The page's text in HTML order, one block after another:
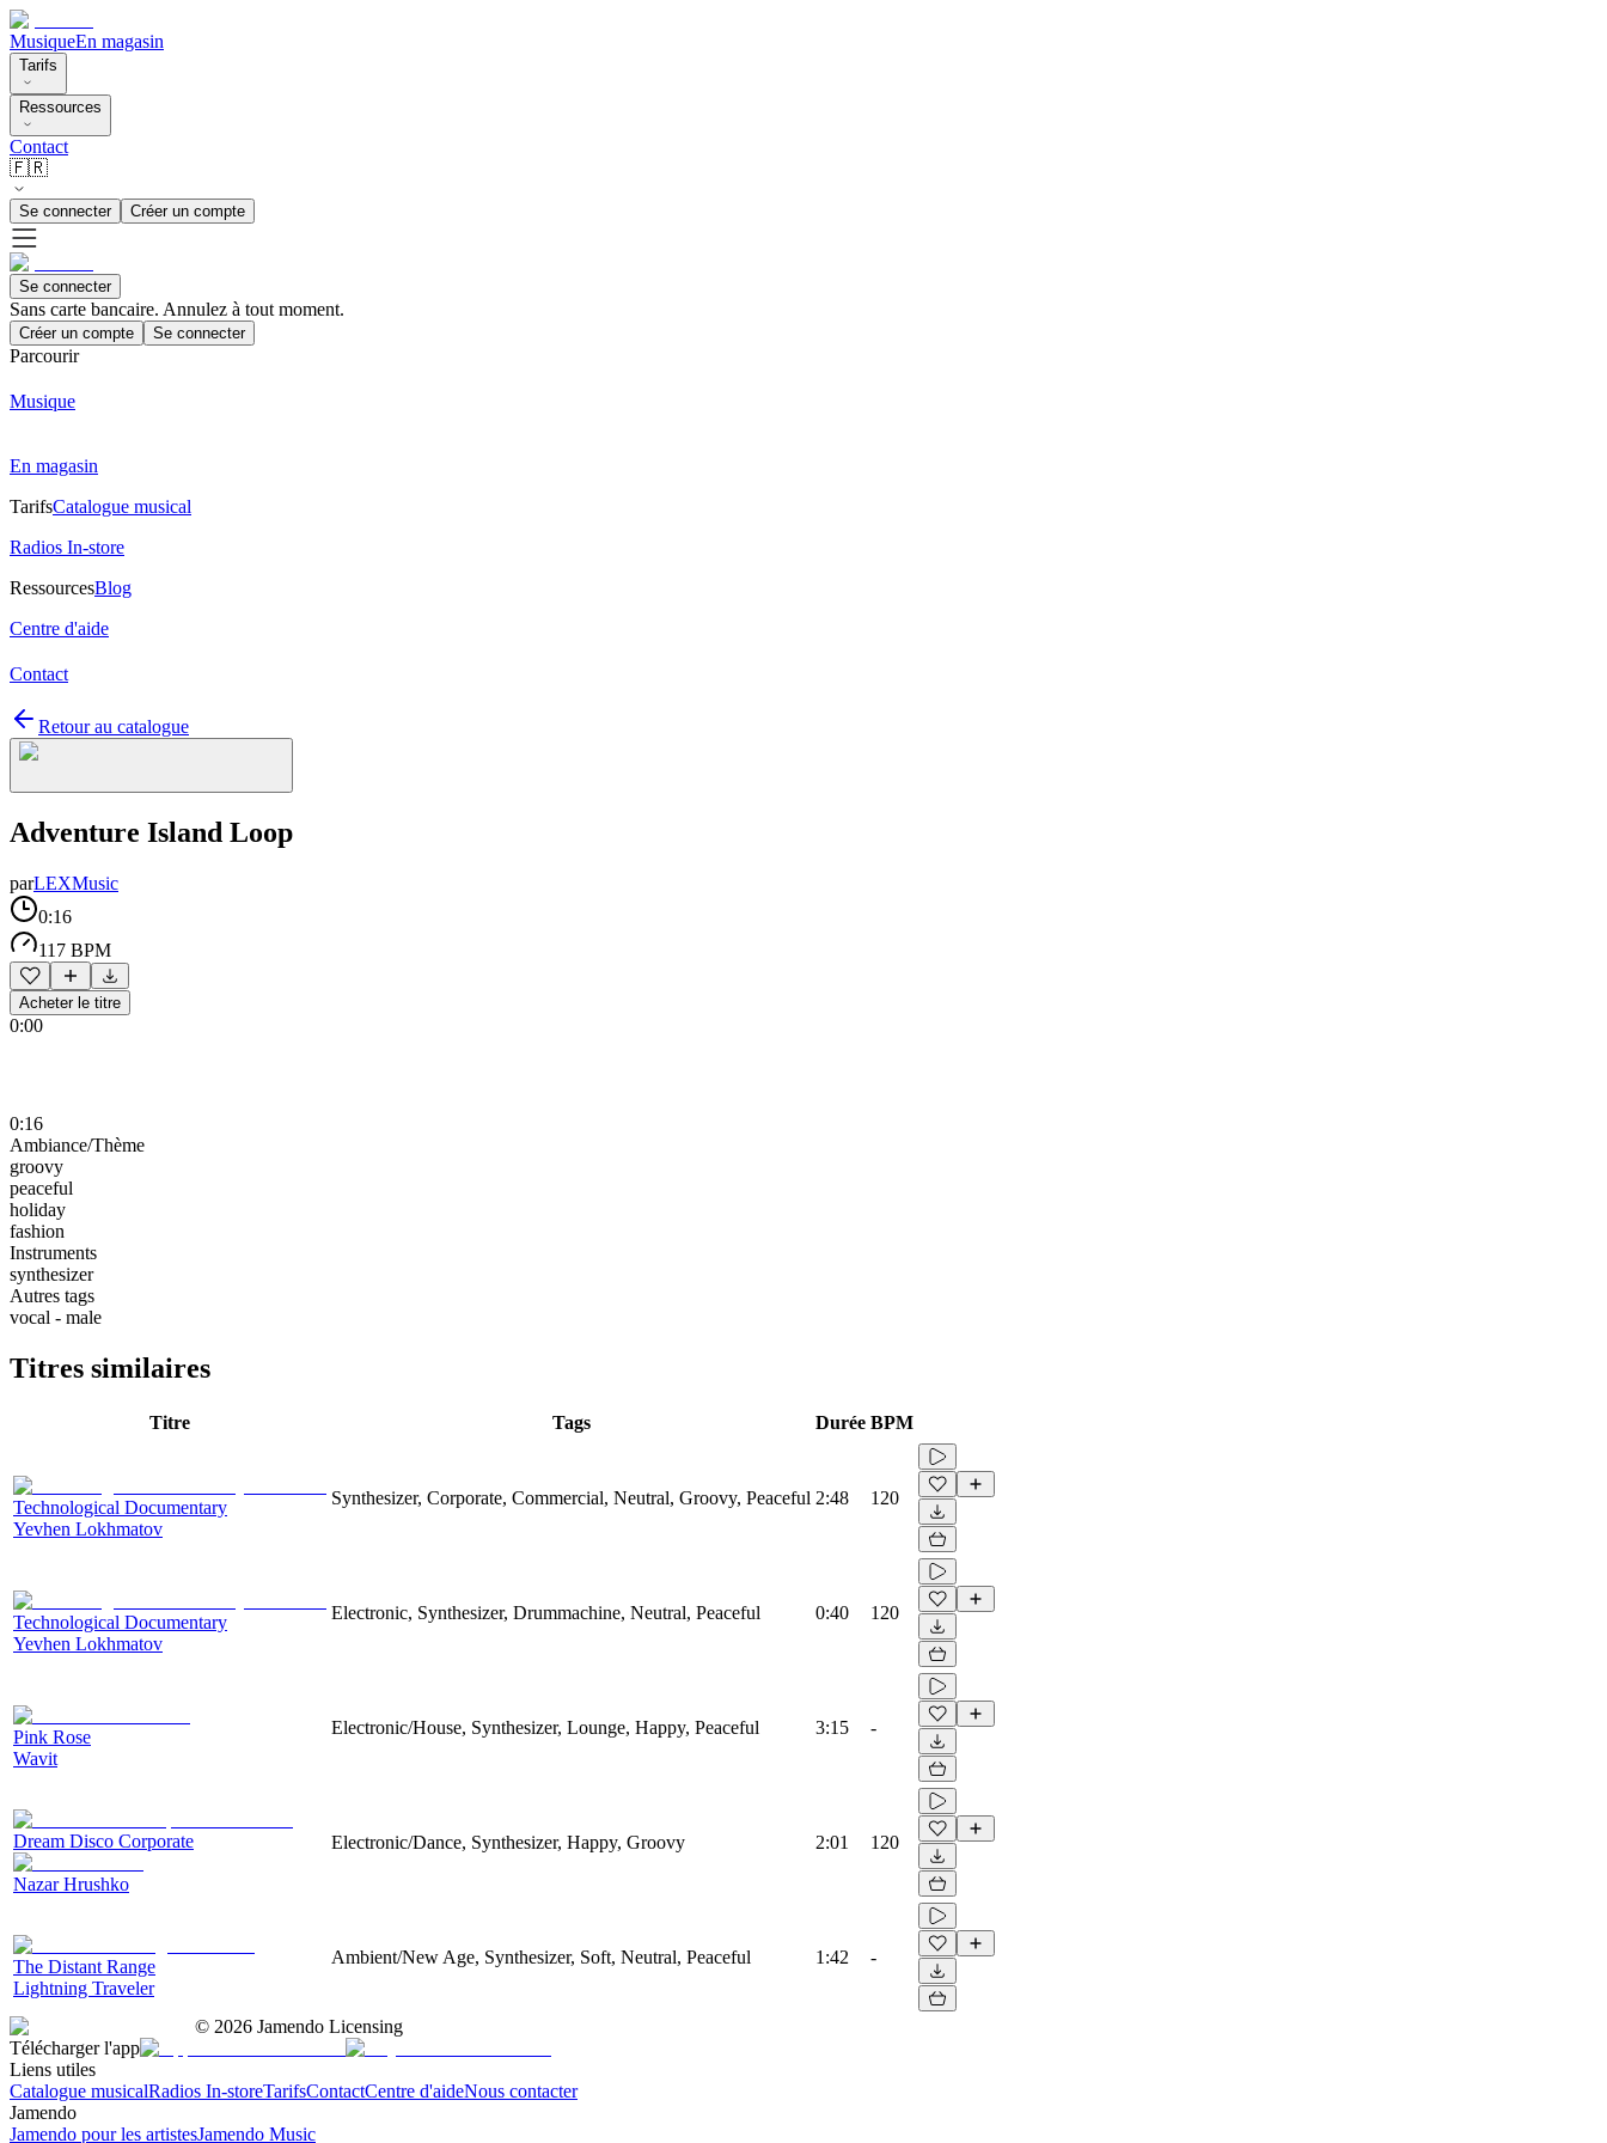
MusiqueEn magasin
Tarifs
Ressources
Contact
🇫🇷
Se connecter Créer un compte
Se connecter
Sans carte bancaire. Annulez à tout moment.
Créer un compte Se connecter
Parcourir
Musique
En magasin
TarifsCatalogue musical
Radios In-store
RessourcesBlog
Centre d'aide
Contact
Retour au catalogue
Adventure Island Loop
parLEXMusic
0:16
117 BPM
Acheter le titre
0:00
0:16
Ambiance/Thème
groovy
peaceful
holiday
fashion
Instruments
synthesizer
Autres tags
vocal - male
Titres similaires
Titre Tags Durée BPM
Technological Documentary
Yevhen Lokhmatov
Synthesizer, Corporate, Commercial, Neutral, Groovy, Peaceful 2:48 120
Technological Documentary
Yevhen Lokhmatov
Electronic, Synthesizer, Drummachine, Neutral, Peaceful 0:40 120
Pink Rose
Wavit
Electronic/House, Synthesizer, Lounge, Happy, Peaceful 3:15 -
Dream Disco Corporate
Nazar Hrushko
Electronic/Dance, Synthesizer, Happy, Groovy 2:01 120
The Distant Range
Lightning Traveler
Ambient/New Age, Synthesizer, Soft, Neutral, Peaceful 1:42 -
© 2026 Jamendo Licensing
Télécharger l'app
Liens utiles
Catalogue musicalRadios In-storeTarifsContactCentre d'aideNous contacter
Jamendo
Jamendo pour les artistesJamendo Music